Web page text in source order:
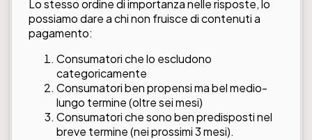
Lo stesso ordine di importanza nelle risposte, lo
possiamo dare a chi non fruisce di contenuti a
pagamento:
Consumatori che lo escludono
categoricamente
Consumatori ben propensi ma bel medio-
lungo termine (oltre sei mesi)
Consumatori che sono ben predisposti nel
breve termine (nei prossimi 3 mesi).